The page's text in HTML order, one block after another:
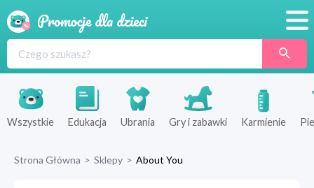
Produkty
Sklepy
Wszystkie Edukacja Ubrania Gry i zabawki Karmienie
Strona Główna > Sklepy > About You